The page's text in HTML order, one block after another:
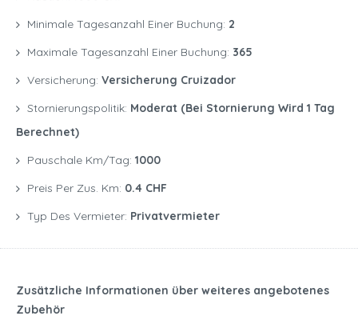
Minimale Tagesanzahl Einer Buchung: 2
Maximale Tagesanzahl Einer Buchung: 365
Versicherung: Versicherung Cruizador
Stornierungspolitik: Moderat (bei Stornierung Wird 1 Tag
Berechnet)
Pauschale Km/Tag: 1000
Preis Per Zus. Km: 0.4 CHF
Typ Des Vermieter: Privatvermieter
Zusätzliche Informationen über weiteres angebotenes
Zubehör